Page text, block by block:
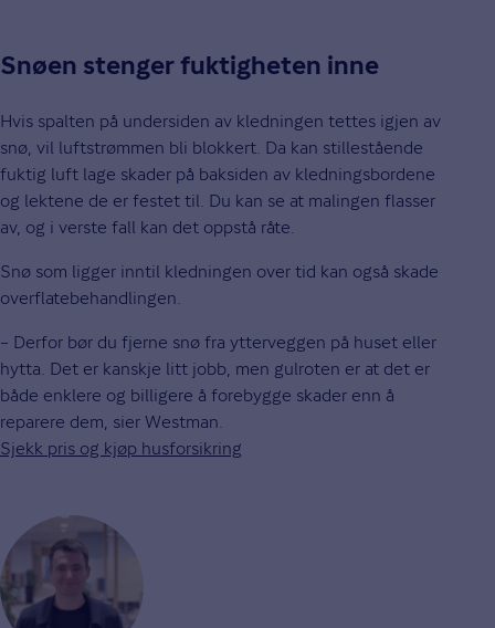
Snøen stenger fuktigheten inne
Hvis spalten på undersiden av kledningen tettes igjen av
snø, vil luftstrømmen bli blokkert. Da kan stillestående
fuktig luft lage skader på baksiden av kledningsbordene
og lektene de er festet til. Du kan se at malingen flasser
av, og i verste fall kan det oppstå råte.
Snø som ligger inntil kledningen over tid kan også skade
overflatebehandlingen.
– Derfor bør du fjerne snø fra ytterveggen på huset eller
hytta. Det er kanskje litt jobb, men gulroten er at det er
både enklere og billigere å forebygge skader enn å
reparere dem, sier Westman.
Sjekk pris og kjøp husforsikring